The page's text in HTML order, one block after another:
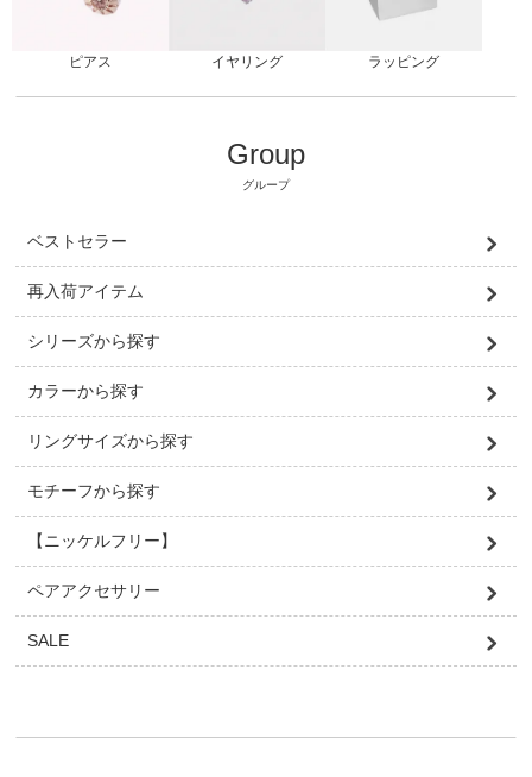
ピアス イヤリング ラッピング
Group
グループ
ベストセラー
再入荷アイテム
シリーズから探す
カラーから探す
リングサイズから探す
モチーフから探す
【ニッケルフリー】
ペアアクセサリー
SALE